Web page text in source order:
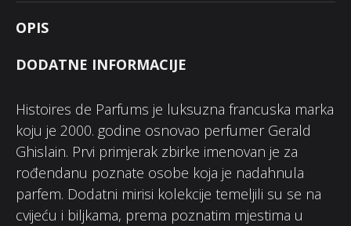
OPIS
DODATNE INFORMACIJE
Histoires de Parfums je luksuzna francuska marka
koju je 2000. godine osnovao perfumer Gerald
Ghislain. Prvi primjerak zbirke imenovan je za
rođendanu poznate osobe koja je nadahnula
parfem. Dodatni mirisi kolekcije temeljili su se na
cvijeću i biljkama, prema poznatim mjestima u